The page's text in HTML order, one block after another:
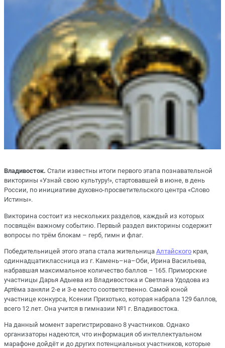
Владивосток. Стали известны итоги первого этапа познавательной
викторины «Узнай свою культуру!», стартовавшей в июне, в день
России, по инициативе духовно-просветительского центра «Слово
Истины».
Викторина состоит из нескольких разделов, каждый из которых
посвящён важному событию. Первый раздел викторины содержит
вопросы по трём блокам – герб, гимн и флаг.
Победительницей этого этапа стала жительница Алтайского края,
одиннадцатиклассница из г. Камень–на–Оби, Ирина Васильева,
набравшая максимальное количество баллов – 165. Приморские
участницы Дарья Адыева из Владивостока и Светлана Удодова из
Артёма заняли 2-е и 3-е место соответственно. Самой юной
участнице конкурса, Ксении Прихотько, которая набрала 129 баллов,
всего 12 лет. Она учится в гимназии №1 г. Владивостока.
На данный момент зарегистрировано 8 участников. Однако
организаторы надеются, что информация об интеллектуальном
марафоне дойдёт и до других потенциальных участников, которые